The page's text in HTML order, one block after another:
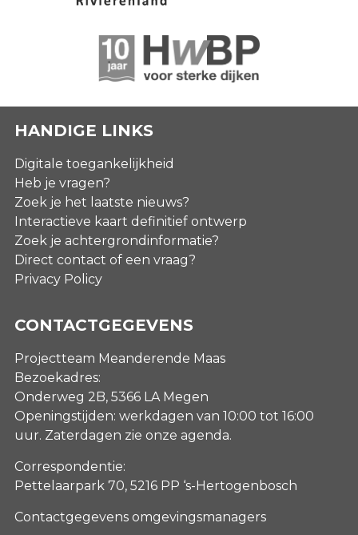
HANDIGE LINKS
Digitale toegankelijkheid
Heb je vragen?
Zoek je het laatste nieuws?
Interactieve kaart definitief ontwerp
Zoek je achtergrondinformatie?
Direct contact of een vraag?
Privacy Policy
CONTACTGEGEVENS
Projectteam Meanderende Maas
Bezoekadres:
Onderweg 2B, 5366 LA Megen
Openingstijden: werkdagen van 10:00 tot 16:00
uur. Zaterdagen zie onze agenda.
Correspondentie:
Pettelaarpark 70, 5216 PP ‘s-Hertogenbosch
Contactgegevens omgevingsmanagers